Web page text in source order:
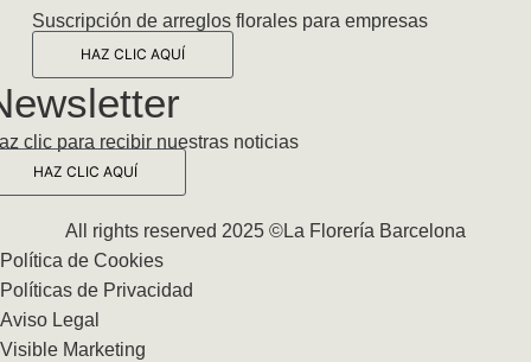
Suscripción de arreglos florales para empresas
HAZ CLIC AQUÍ
clic para recibir nuestras noticias
HAZ CLIC AQUÍ
All rights reserved 2025 ©La Florería Barcelona
Política de Cookies
Políticas de Privacidad
Aviso Legal
Visible Marketing